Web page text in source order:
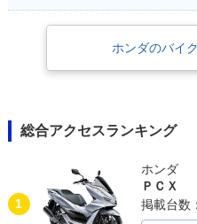
ホンダのバイ
総合アクセスランキング
1
ホンダ
ＰＣＸ
掲載台数